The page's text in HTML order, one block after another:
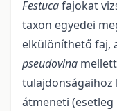
Festucafajokat
taxon egyedei
elkülöníthető faj,
pseudovina
tulajdonságaihoz
átmeneti